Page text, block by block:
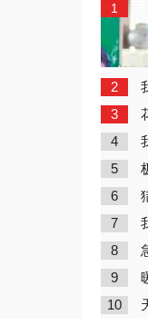
1
2
3
4
5
6
7
8
9
10